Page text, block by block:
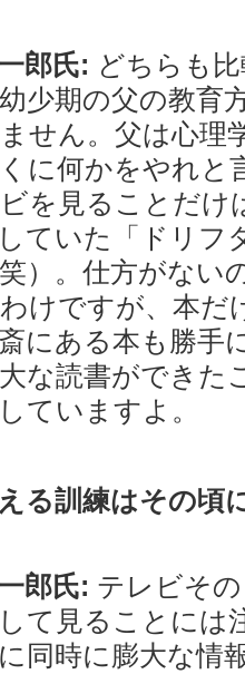
郎氏: どちらも
少期の父の教育
せん。父は心理
に何かをやれと
を見ることだけ
ていた「ドリフ
）。仕方がない
けですが、本だ
にある本も勝手
な読書ができた
ていますよ。
る訓練はその頃
郎氏: テレビそ
て見ることには
同時に膨大な情